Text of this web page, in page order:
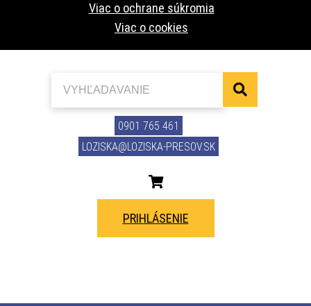
Viac o ochrane súkromia
Viac o cookies
0901 765 461
LOZISKA@LOZISKA-PRESOV.SK
PRIHLÁSENIE